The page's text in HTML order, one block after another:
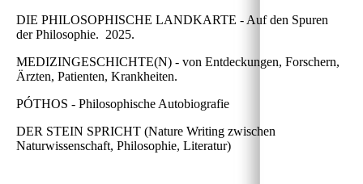
DIE PHILOSOPHISCHE LANDKARTE - Auf den Spuren
der Philosophie. 2025.
MEDIZINGESCHICHTE(N) - von Entdeckungen, Forschern,
Ärzten, Patienten, Krankheiten.
PÓTHOS - Philosophische Autobiografie
DER STEIN SPRICHT (Nature Writing zwischen
Naturwissenschaft, Philosophie, Literatur)